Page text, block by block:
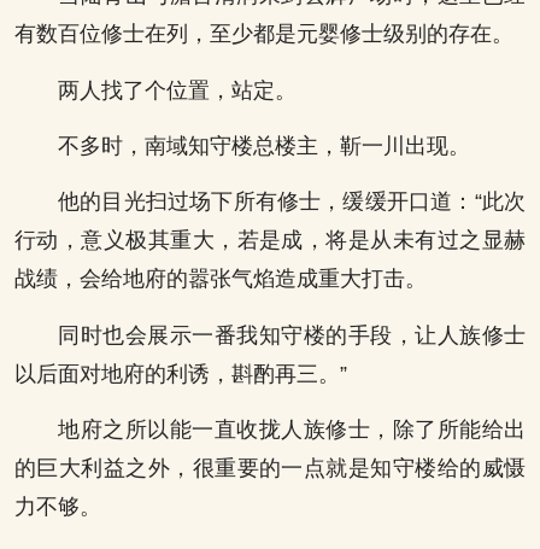
有数百位修士在列，至少都是元婴修士级别的存在。
两人找了个位置，站定。
不多时，南域知守楼总楼主，靳一川出现。
他的目光扫过场下所有修士，缓缓开口道：“此次
行动，意义极其重大，若是成，将是从未有过之显赫
战绩，会给地府的嚣张气焰造成重大打击。
同时也会展示一番我知守楼的手段，让人族修士
以后面对地府的利诱，斟酌再三。”
地府之所以能一直收拢人族修士，除了所能给出
的巨大利益之外，很重要的一点就是知守楼给的威慑
力不够。